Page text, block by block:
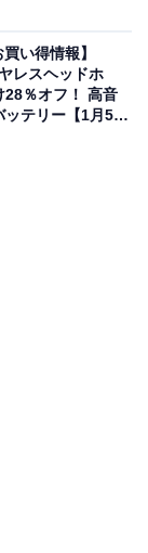
格に！ 7％
い得情報】
レスヘッドホ
28％オフ！ 高音
ッテリー【1月5